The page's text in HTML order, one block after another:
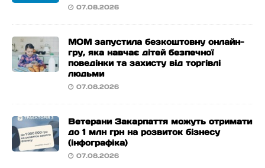
07.08.2026
МОМ запустила безкоштовну онлайн-
гру, яка навчає дітей безпечної
поведінки та захисту від торгівлі
людьми
07.08.2026
Ветерани Закарпаття можуть отримати
до 1 млн грн на розвиток бізнесу
(інфографіка)
07.08.2026